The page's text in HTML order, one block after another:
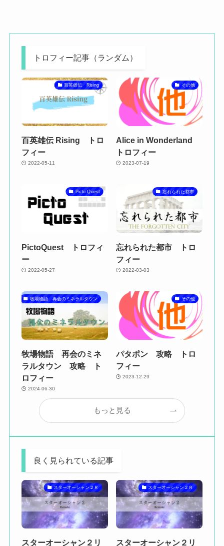
トロフィー記事（ランダム）
百英雄伝 Rising
百英雄伝 Rising トロ
フィー
2022-05-11
その他
Alice in Wonderland
トロフィー
2023-07-19
Picto Quest
PictoQuest トロフィ
ー
2022-05-27
忘れられた都市
忘れられた都市 トロ
フィー
2022-03-03
牧場物語 再会のミネラルタウン
牧場物語 再会のミネ
ラルタウン 攻略 ト
ロフィー
2024-06-30
その他
パタポン 攻略 トロ
フィー
2023-12-29
もっと見る
良く見られている記事
スターオーシャン２Ｒ
スターオーシャン２リ
スターオーシャン２Ｒ
スターオーシャン２リ